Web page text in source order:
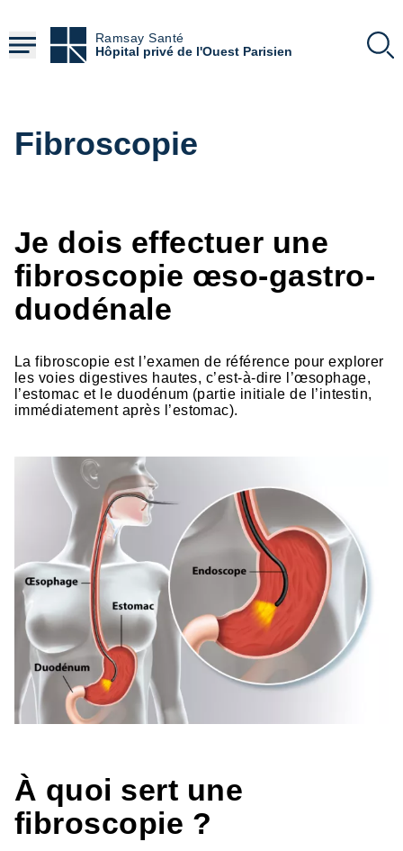
contenu
principal
Ramsay Santé
Hôpital privé de l'Ouest Parisien
Fibroscopie
Je dois effectuer une
fibroscopie œso-gastro-
duodénale
La fibroscopie est l’examen de référence pour explorer
les voies digestives hautes, c’est-à-dire l’œsophage,
l’estomac et le duodénum (partie initiale de l’intestin,
immédiatement après l’estomac).
HTML
À quoi sert une
fibroscopie ?